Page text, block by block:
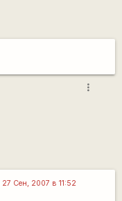
more_vert
27 Сен, 2007 в 11:52